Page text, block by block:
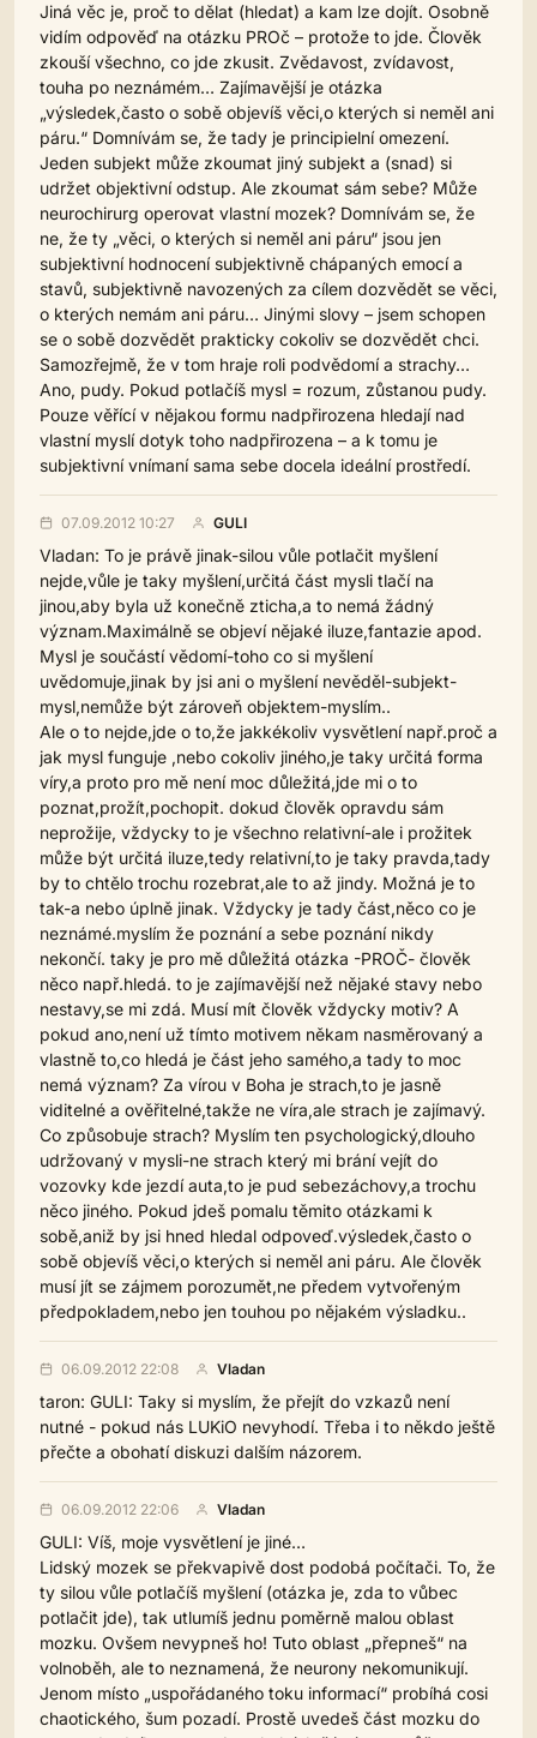
Jiná věc je, proč to dělat (hledat) a kam lze dojít. Osobně
vidím odpověď na otázku PROč – protože to jde. Člověk
zkouší všechno, co jde zkusit. Zvědavost, zvídavost,
touha po neznámém… Zajímavější je otázka
„výsledek,často o sobě objevíš věci,o kterých si neměl ani
páru.“ Domnívám se, že tady je principielní omezení.
Jeden subjekt může zkoumat jiný subjekt a (snad) si
udržet objektivní odstup. Ale zkoumat sám sebe? Může
neurochirurg operovat vlastní mozek? Domnívám se, že
ne, že ty „věci, o kterých si neměl ani páru“ jsou jen
subjektivní hodnocení subjektivně chápaných emocí a
stavů, subjektivně navozených za cílem dozvědět se věci,
o kterých nemám ani páru… Jinými slovy – jsem schopen
se o sobě dozvědět prakticky cokoliv se dozvědět chci.
Samozřejmě, že v tom hraje roli podvědomí a strachy…
Ano, pudy. Pokud potlačíš mysl = rozum, zůstanou pudy.
Pouze věřící v nějakou formu nadpřirozena hledají nad
vlastní myslí dotyk toho nadpřirozena – a k tomu je
subjektivní vnímaní sama sebe docela ideální prostředí.
07.09.2012 10:27 GULI
Vladan: To je právě jinak-silou vůle potlačit myšlení
nejde,vůle je taky myšlení,určitá část mysli tlačí na
jinou,aby byla už konečně zticha,a to nemá žádný
význam.Maximálně se objeví nějaké iluze,fantazie apod.
Mysl je součástí vědomí-toho co si myšlení
uvědomuje,jinak by jsi ani o myšlení nevěděl-subjekt-
mysl,nemůže být zároveň objektem-myslím..
Ale o to nejde,jde o to,že jakkékoliv vysvětlení např.proč a
jak mysl funguje ,nebo cokoliv jiného,je taky určitá forma
víry,a proto pro mě není moc důležitá,jde mi o to
poznat,prožít,pochopit. dokud člověk opravdu sám
neprožije, vždycky to je všechno relativní-ale i prožitek
může být určitá iluze,tedy relativní,to je taky pravda,tady
by to chtělo trochu rozebrat,ale to až jindy. Možná je to
tak-a nebo úplně jinak. Vždycky je tady část,něco co je
neznámé.myslím že poznání a sebe poznání nikdy
nekončí. taky je pro mě důležitá otázka -PROČ- člověk
něco např.hledá. to je zajímavější než nějaké stavy nebo
nestavy,se mi zdá. Musí mít člověk vždycky motiv? A
pokud ano,není už tímto motivem někam nasměrovaný a
vlastně to,co hledá je část jeho samého,a tady to moc
nemá význam? Za vírou v Boha je strach,to je jasně
viditelné a ověřitelné,takže ne víra,ale strach je zajímavý.
Co způsobuje strach? Myslím ten psychologický,dlouho
udržovaný v mysli-ne strach který mi brání vejít do
vozovky kde jezdí auta,to je pud sebezáchovy,a trochu
něco jiného. Pokud jdeš pomalu těmito otázkami k
sobě,aniž by jsi hned hledal odpoveď.výsledek,často o
sobě objevíš věci,o kterých si neměl ani páru. Ale člověk
musí jít se zájmem porozumět,ne předem vytvořeným
předpokladem,nebo jen touhou po nějakém výsladku..
06.09.2012 22:08 Vladan
taron: GULI: Taky si myslím, že přejít do vzkazů není
nutné - pokud nás LUKiO nevyhodí. Třeba i to někdo ještě
přečte a obohatí diskuzi dalším názorem.
06.09.2012 22:06 Vladan
GULI: Víš, moje vysvětlení je jiné…
Lidský mozek se překvapivě dost podobá počítači. To, že
ty silou vůle potlačíš myšlení (otázka je, zda to vůbec
potlačit jde), tak utlumíš jednu poměrně malou oblast
mozku. Ovšem nevypneš ho! Tuto oblast „přepneš“ na
volnoběh, ale to neznamená, že neurony nekomunikují.
Jenom místo „uspořádaného toku informací“ probíhá cosi
chaotického, šum pozadí. Prostě uvedeš část mozku do